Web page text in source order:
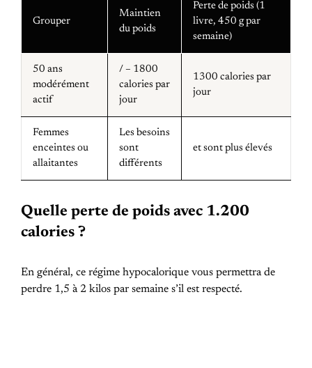
Grouper
Maintien
du poids
Perte de poids (1
livre, 450 g par
semaine)
50 ans
modérément
actif
/ – 1800
calories par
jour
1300 calories par
jour
Femmes
enceintes ou
allaitantes
Les besoins
sont
différents
et sont plus élevés
Quelle perte de poids avec 1.200
calories ?
En général, ce régime hypocalorique vous permettra de
perdre 1,5 à 2 kilos par semaine s’il est respecté.